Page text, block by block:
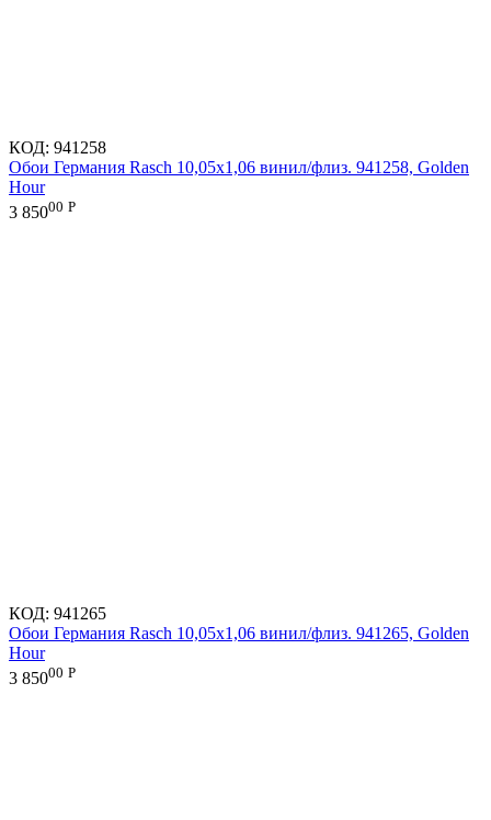
КОД: 941258
Обои Германия Rasch 10,05x1,06 винил/флиз. 941258, Golden
Hour
3 85000 Р
КОД: 941265
Обои Германия Rasch 10,05x1,06 винил/флиз. 941265, Golden
Hour
3 85000 Р